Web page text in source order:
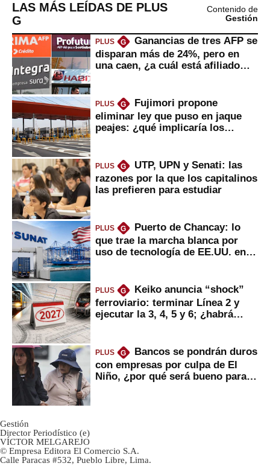
LAS MÁS LEÍDAS DE PLUS
G
Contenido de
Gestión
PLUS G
Ganancias de tres AFP se
disparan más de 24%, pero en
una caen, ¿a cuál está afiliado
PLUS G
Fujimori propone
eliminar ley que puso en jaque
peajes: ¿qué implicaría los
PLUS G
UTP, UPN y Senati: las
razones por la que los capitalinos
las prefieren para estudiar
PLUS G
Puerto de Chancay: lo
que trae la marcha blanca por
uso de tecnología de EE.UU. en
PLUS G
Keiko anuncia “shock”
ferroviario: terminar Línea 2 y
ejecutar la 3, 4, 5 y 6; ¿habrá
PLUS G
Bancos se pondrán duros
con empresas por culpa de El
Niño, ¿por qué será bueno para
Gestión
Director Periodístico (e)
VÍCTOR MELGAREJO
© Empresa Editora El Comercio S.A.
Calle Paracas #532, Pueblo Libre, Lima.